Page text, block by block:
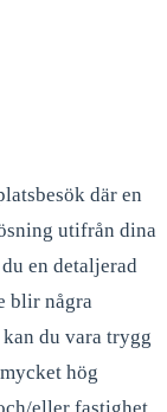
där en
utifrån dina
en detaljerad
blir några
du vara trygg
hög